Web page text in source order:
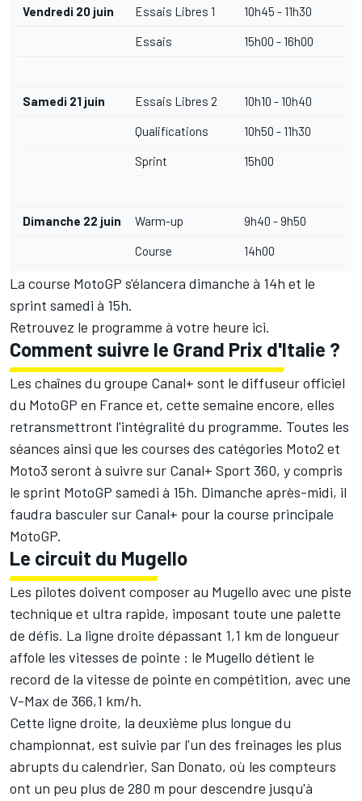
Vendredi 20 juin Essais Libres 1 10h45 - 11h30
Essais 15h00 - 16h00
Samedi 21 juin Essais Libres 2 10h10 - 10h40
Qualifications 10h50 - 11h30
Sprint 15h00
Dimanche 22 juin Warm-up 9h40 - 9h50
Course 14h00
La course MotoGP s'élancera dimanche à 14h et le
sprint samedi à 15h.
Retrouvez le programme à votre heure ici.
Comment suivre le Grand Prix d'Italie ?
Les chaînes du groupe Canal+ sont le diffuseur officiel
du MotoGP en France et, cette semaine encore, elles
retransmettront l'intégralité du programme. Toutes les
séances ainsi que les courses des catégories Moto2 et
Moto3 seront à suivre sur Canal+ Sport 360, y compris
le sprint MotoGP samedi à 15h. Dimanche après-midi, il
faudra basculer sur Canal+ pour la course principale
MotoGP.
Le circuit du Mugello
Les pilotes doivent composer au Mugello avec une piste
technique et ultra rapide, imposant toute une palette
de défis. La ligne droite dépassant 1,1 km de longueur
affole les vitesses de pointe : le Mugello détient le
record de la vitesse de pointe en compétition, avec une
V-Max de 366,1 km/h.
Cette ligne droite, la deuxième plus longue du
championnat, est suivie par l'un des freinages les plus
abrupts du calendrier, San Donato, où les compteurs
ont un peu plus de 280 m pour descendre jusqu'à